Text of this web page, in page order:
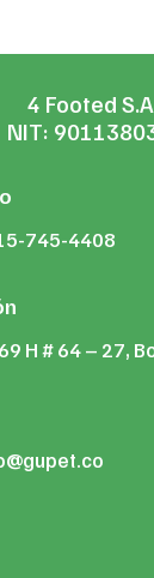
4 Footed
NIT:
745-4408
H # 64 – 27,